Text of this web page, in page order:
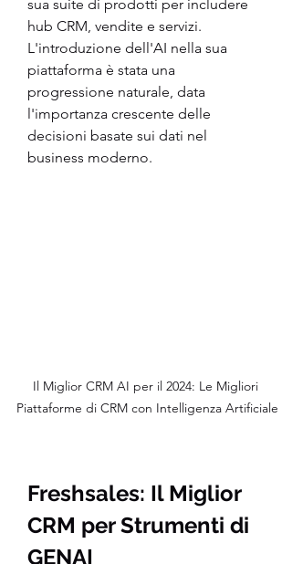
sua suite di prodotti per includere
hub CRM, vendite e servizi.
L'introduzione dell'AI nella sua
piattaforma è stata una
progressione naturale, data
l'importanza crescente delle
decisioni basate sui dati nel
business moderno.
Il Miglior CRM AI per il 2024: Le Migliori
Piattaforme di CRM con Intelligenza Artificiale
Freshsales: Il Miglior
CRM per Strumenti di
GENAI